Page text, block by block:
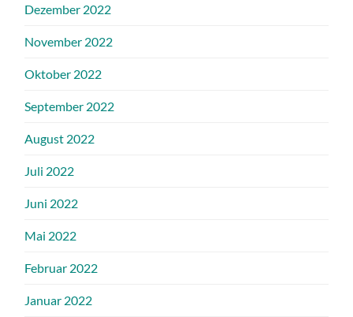
Dezember 2022
November 2022
Oktober 2022
September 2022
August 2022
Juli 2022
Juni 2022
Mai 2022
Februar 2022
Januar 2022